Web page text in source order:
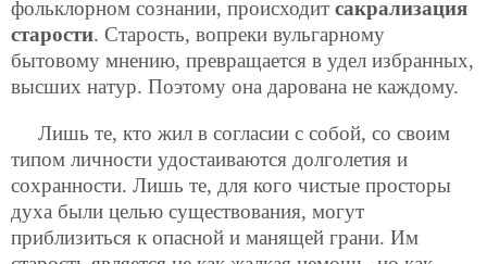
фольклорном сознании, происходит сакрализация
старости. Старость, вопреки вульгарному
бытовому мнению, превращается в удел избранных,
высших натур. Поэтому она дарована не каждому.
Лишь те, кто жил в согласии с собой, со своим
типом личности удостаиваются долголетия и
сохранности. Лишь те, для кого чистые просторы
духа были целью существования, могут
приблизиться к опасной и манящей грани. Им